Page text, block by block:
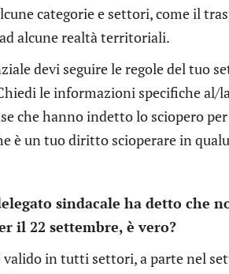
categorie e settori, come il
alcune realtà territoriali.
devi seguire le regole del tuo
le informazioni specifiche al/
che hanno indetto lo sciopero
è un tuo diritto scioperare in
sindacale ha detto che
il 22 settembre, è vero?
valido in tutti settori, a parte nel